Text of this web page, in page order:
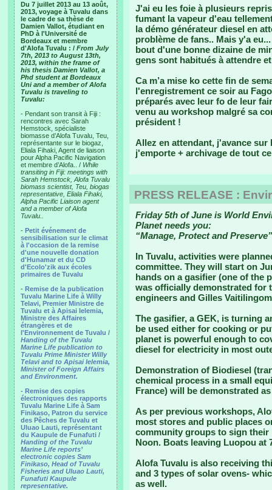
Du 7 juillet 2013 au 13 août,
2013, voyage à Tuvalu dans
le cadre de sa thèse de
Damien Vallot, étudiant en
PhD à l'Université de
Bordeaux et membre
d'Alofa Tuvalu : / From July
7th, 2013 to August 13th,
2013, within the frame of
his thesis Damien Vallot, a
Phd student at Bordeaux
Uni and a member of Alofa
Tuvalu is traveling to
Tuvalu:
- Pendant son transit à Fiji :
rencontres avec Sarah
Hemstock, spécialiste
biomasse d’Alofa Tuvalu, Teu,
représentante sur le biogaz,
Eliala Fihaki, Agent de liaison
pour Alpha Pacific Navigation
et membre d’Alofa.. / While
transiting in Fiji: meetings with
Sarah Hemstock, Alofa Tuvalu
biomass scientist, Teu, biogas
representative, Eliala Fihaki,
Alpha Pacific Liaison agent
and a member of Alofa
Tuvalu..
- Petit événement de
sensibilisation sur le climat
à l'occasion de la remise
d'une nouvelle donation
d'Hunamar et du CD
d'Ecolo'zik aux écoles
primaires de Tuvalu
- Remise de la publication
Tuvalu Marine Life à Willy
Telavi, Premier Ministre de
Tuvalu et à Apisai Ielemia,
Ministre des Affaires
étrangères et de
l'Environnement de Tuvalu /
Handing of the Tuvalu
Marine Life publication to
Tuvalu Prime Minister Willy
Telavi and to Apisai Ielemia,
Minister of Foreign Affairs
and Environment.
- Remise des copies
électroniques des rapports
Tuvalu Marine Life à Sam
Finikaso, Patron du service
des Pêches de Tuvalu et
Uluao Lauti, représentant
du Kaupule de Funafuti /
Handing of the Tuvalu
Marine Life reports’
electronic copies Sam
Finikaso, Head of Tuvalu
Fisheries and Uluao Lauti,
Funafuti Kaupule
representative.
J'ai eu les foie à plusieurs
fumant la vapeur d'eau
la démo générateur diesel en
problème de fans.. Mais y'a
bout d'une bonne dizaine de
gens sont habitués à attendre
Ca m’a mise ko cette fin de
l'enregistrement ce soir au
préparés avec leur fo de leur
venu au workshop malgré sa
président !
Allez en attendant, j'avance sur
j'emporte + archivage de tout
PRESS RELEASE :
Friday 5th of June is World
Planet needs you:
“Manage, Protect and
In Tuvalu, activities were
committee. They will start on
hands on a gasifier (one of the
was officially demonstrated for
engineers and Gilles
The gasifier, a GEK, is turning
be used either for cooking or
planet is powerful enough to
diesel for electricity in most
Demonstration of Biodiesel
chemical process in a small
France) will be demonstrated
As per previous workshops,
most stores and public places
community groups to sign their
Noon. Boats leaving Luopou at
Alofa Tuvalu is also receiving
and 3 types of solar ovens-
as well.